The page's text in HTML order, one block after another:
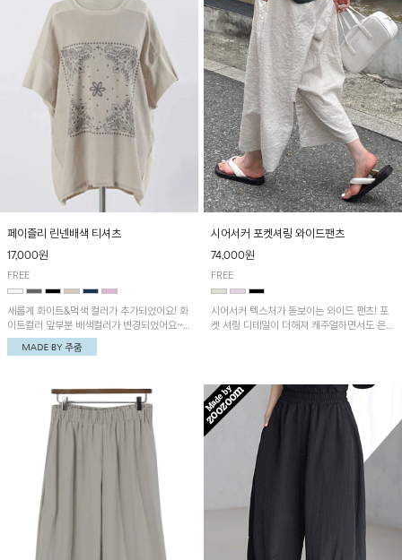
페이즐리 린넨배색 티셔츠
17,000원
FREE
새롭게 화이트&먹색 컬러가 추가되었어요! 화
이트컬러 앞부분 배색컬러가 변경되었어요~
중앙 린넨배색으로 유니크하면서 페이즐리 패
턴으로 감각적인 분위기를 연출이 가능한 티셔
시어서커 포켓셔링 와이드팬츠
74,000원
FREE
시어서커 텍스처가 돋보이는 와이드 팬츠! 포
켓 셔링 디테일이 더해져 캐주얼하면서도 은은
아이템으로 활용하기 좋아요~